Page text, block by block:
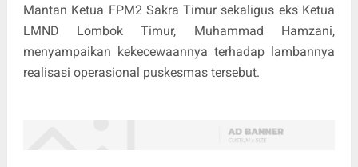
Mantan Ketua FPM2 Sakra Timur sekaligus eks Ketua
LMND Lombok Timur, Muhammad Hamzani,
menyampaikan kekecewaannya terhadap lambannya
realisasi operasional puskesmas tersebut.